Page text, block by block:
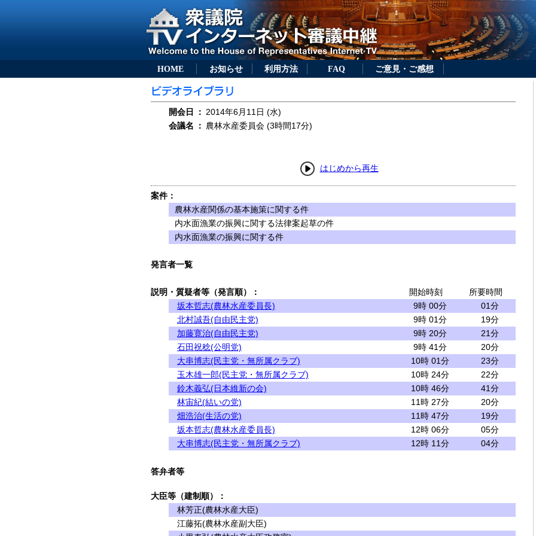
HOME お知らせ 利用方法 FAQ ご意見・ご感想
開会日 ： 2014年6月11日 (水)
会議名
： 農林水産委員会 (3時間17分)
はじめから再生
案件：
農林水産関係の基本施策に関する件
内水面漁業の振興に関する法律案起草の件
内水面漁業の振興に関する件
発言者一覧
説明・質疑者等（発言順）： 開始時刻
所要時間
坂本哲志(農林水産委員長)
9時 00分
01分
北村誠吾(自由民主党)
9時 01分
19分
加藤寛治(自由民主党)
9時 20分
21分
石田祝稔(公明党)
9時 41分
20分
大串博志(民主党・無所属クラブ)
10時 01分
23分
玉木雄一郎(民主党・無所属クラブ)
10時 24分
22分
鈴木義弘(日本維新の会)
10時 46分
41分
林宙紀(結いの党)
11時 27分
20分
畑浩治(生活の党)
11時 47分
19分
坂本哲志(農林水産委員長)
12時 06分
05分
大串博志(民主党・無所属クラブ)
12時 11分 04分
答弁者等
大臣等（建制順）：
林芳正(農林水産大臣)
江藤拓(農林水産副大臣)